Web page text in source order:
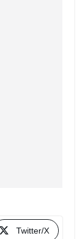
Twitter/X